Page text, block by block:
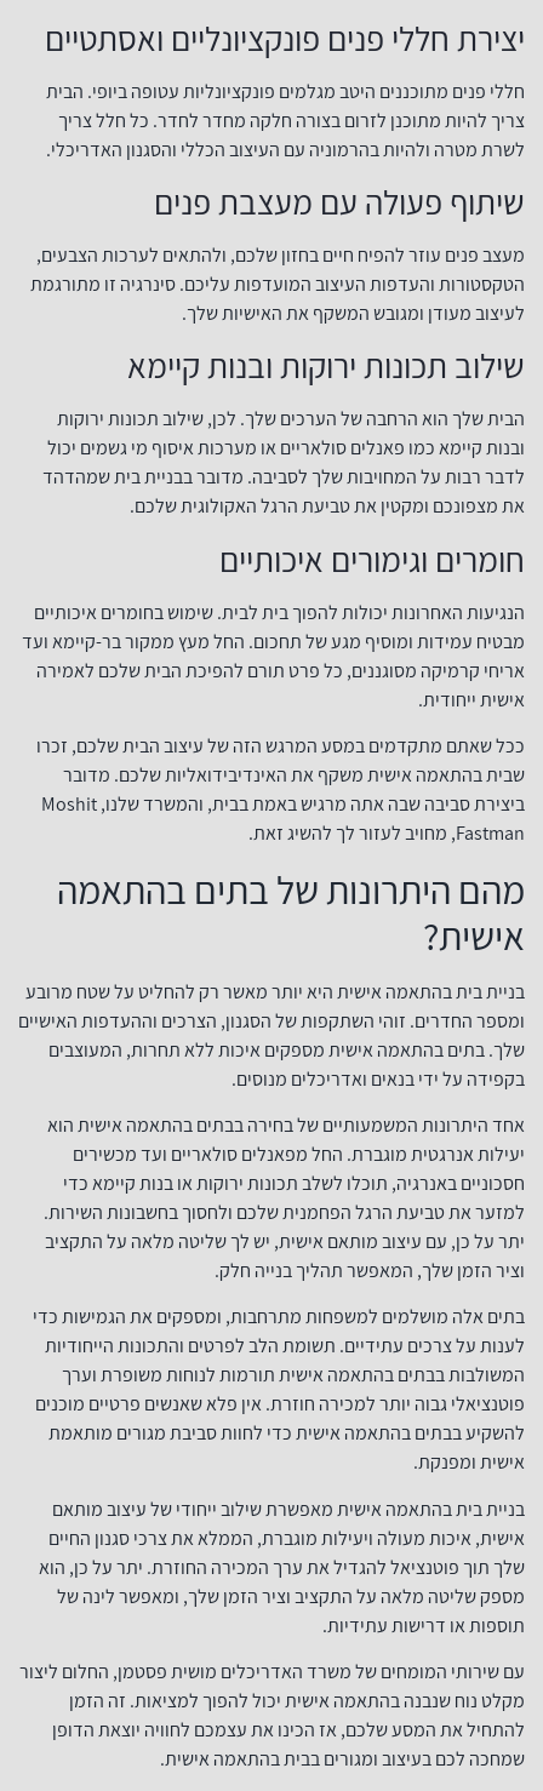
יצירת חללי פנים פונקציונליים ואסתטיים
חללי פנים מתוכננים היטב מגלמים פונקציונליות עטופה ביופי. הבית
צריך להיות מתוכנן לזרום בצורה חלקה מחדר לחדר. כל חלל צריך
לשרת מטרה ולהיות בהרמוניה עם העיצוב הכללי והסגנון האדריכלי.
שיתוף פעולה עם מעצבת פנים
מעצב פנים עוזר להפיח חיים בחזון שלכם, ולהתאים לערכות הצבעים,
הטקסטורות והעדפות העיצוב המועדפות עליכם. סינרגיה זו מתורגמת
לעיצוב מעודן ומגובש המשקף את האישיות שלך.
שילוב תכונות ירוקות ובנות קיימא
הבית שלך הוא הרחבה של הערכים שלך. לכן, שילוב תכונות ירוקות
ובנות קיימא כמו פאנלים סולאריים או מערכות איסוף מי גשמים יכול
לדבר רבות על המחויבות שלך לסביבה. מדובר בבניית בית שמהדהד
את מצפונכם ומקטין את טביעת הרגל האקולוגית שלכם.
חומרים וגימורים איכותיים
הנגיעות האחרונות יכולות להפוך בית לבית. שימוש בחומרים איכותיים
מבטיח עמידות ומוסיף מגע של תחכום. החל מעץ ממקור בר-קיימא ועד
אריחי קרמיקה מסוגננים, כל פרט תורם להפיכת הבית שלכם לאמירה
אישית ייחודית.
ככל שאתם מתקדמים במסע המרגש הזה של עיצוב הבית שלכם, זכרו
שבית בהתאמה אישית משקף את האינדיבידואליות שלכם. מדובר
ביצירת סביבה שבה אתה מרגיש באמת בבית, והמשרד שלנו, Moshit
Fastman, מחויב לעזור לך להשיג זאת.
מהם היתרונות של בתים בהתאמה
אישית?
בניית בית בהתאמה אישית היא יותר מאשר רק להחליט על שטח מרובע
ומספר החדרים. זוהי השתקפות של הסגנון, הצרכים וההעדפות האישיים
שלך. בתים בהתאמה אישית מספקים איכות ללא תחרות, המעוצבים
בקפידה על ידי בנאים ואדריכלים מנוסים.
אחד היתרונות המשמעותיים של בחירה בבתים בהתאמה אישית הוא
יעילות אנרגטית מוגברת. החל מפאנלים סולאריים ועד מכשירים
חסכוניים באנרגיה, תוכלו לשלב תכונות ירוקות או בנות קיימא כדי
למזער את טביעת הרגל הפחמנית שלכם ולחסוך בחשבונות השירות.
יתר על כן, עם עיצוב מותאם אישית, יש לך שליטה מלאה על התקציב
וציר הזמן שלך, המאפשר תהליך בנייה חלק.
בתים אלה מושלמים למשפחות מתרחבות, ומספקים את הגמישות כדי
לענות על צרכים עתידיים. תשומת הלב לפרטים והתכונות הייחודיות
המשולבות בבתים בהתאמה אישית תורמות לנוחות משופרת וערך
פוטנציאלי גבוה יותר למכירה חוזרת. אין פלא שאנשים פרטיים מוכנים
להשקיע בבתים בהתאמה אישית כדי לחוות סביבת מגורים מותאמת
אישית ומפנקת.
בניית בית בהתאמה אישית מאפשרת שילוב ייחודי של עיצוב מותאם
אישית, איכות מעולה ויעילות מוגברת, הממלא את צרכי סגנון החיים
שלך תוך פוטנציאל להגדיל את ערך המכירה החוזרת. יתר על כן, הוא
מספק שליטה מלאה על התקציב וציר הזמן שלך, ומאפשר לינה של
תוספות או דרישות עתידיות.
עם שירותי המומחים של משרד האדריכלים מושית פסטמן, החלום ליצור
מקלט נוח שנבנה בהתאמה אישית יכול להפוך למציאות. זה הזמן
להתחיל את המסע שלכם, אז הכינו את עצמכם לחוויה יוצאת הדופן
שמחכה לכם בעיצוב ומגורים בבית בהתאמה אישית.